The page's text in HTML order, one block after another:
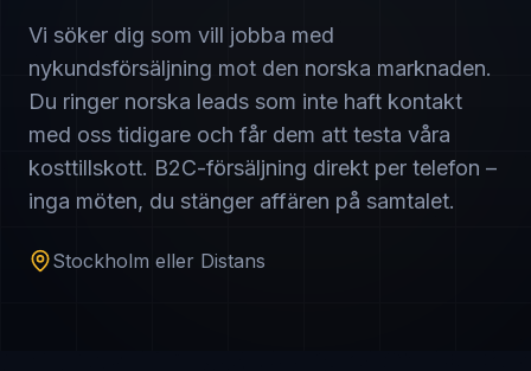
Vi söker dig som vill jobba med
nykundsförsäljning mot den norska marknaden.
Du ringer norska leads som inte haft kontakt
med oss tidigare och får dem att testa våra
kosttillskott. B2C-försäljning direkt per telefon –
inga möten, du stänger affären på samtalet.
Stockholm eller Distans